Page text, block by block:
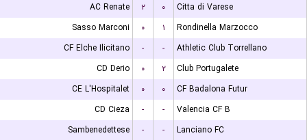
AC Renate
۲ ۰
Citta di Varese
Sasso Marconi
۰ ۱
Rondinella Marzocco
CF Elche Ilicitano
- -
Athletic Club Torrellano
CD Derio
۰ ۲
Club Portugalete
CE L'Hospitalet
۰ ۰
CF Badalona Futur
CD Cieza
- -
Valencia CF B
Sambenedettese
- -
Lanciano FC